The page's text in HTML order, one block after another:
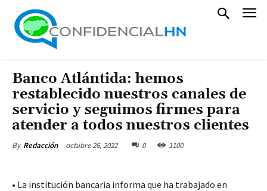
Banco Atlántida: hemos
restablecido nuestros canales de
servicio y seguimos firmes para
atender a todos nuestros clientes
By Redacción octubre 26, 2022 0 1100
• La institución bancaria informa que ha trabajado en